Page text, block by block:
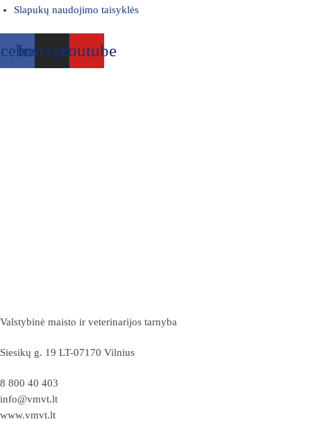
Slapukų naudojimo taisyklės
InstagramYoutube
Valstybinė maisto ir veterinarijos tarnyba
Siesikų g. 19 LT-07170 Vilnius
8 800 40 403
info@vmvt.lt
www.vmvt.lt